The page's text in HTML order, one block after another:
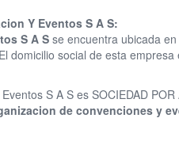
Y Eventos S A S:
S A Sse encuentra ubicada
domicilio social de esta empresa
S A S es SOCIEDAD POR
de convenciones y